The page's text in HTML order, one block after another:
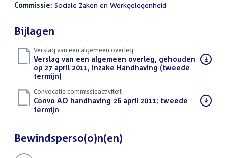
Commissie: Sociale Zaken en Werkgelegenheid
Bijlagen
Verslag van een algemeen overleg
Download
bestand:
Verslag van een algemeen overleg, gehouden
op 27 april 2011, inzake Handhaving (tweede
termijn)
Convocatie commissieactiviteit
Download
bestand:
Convo AO handhaving 26 april 2011; tweede
termijn
Bewindsperso(o)n(en)